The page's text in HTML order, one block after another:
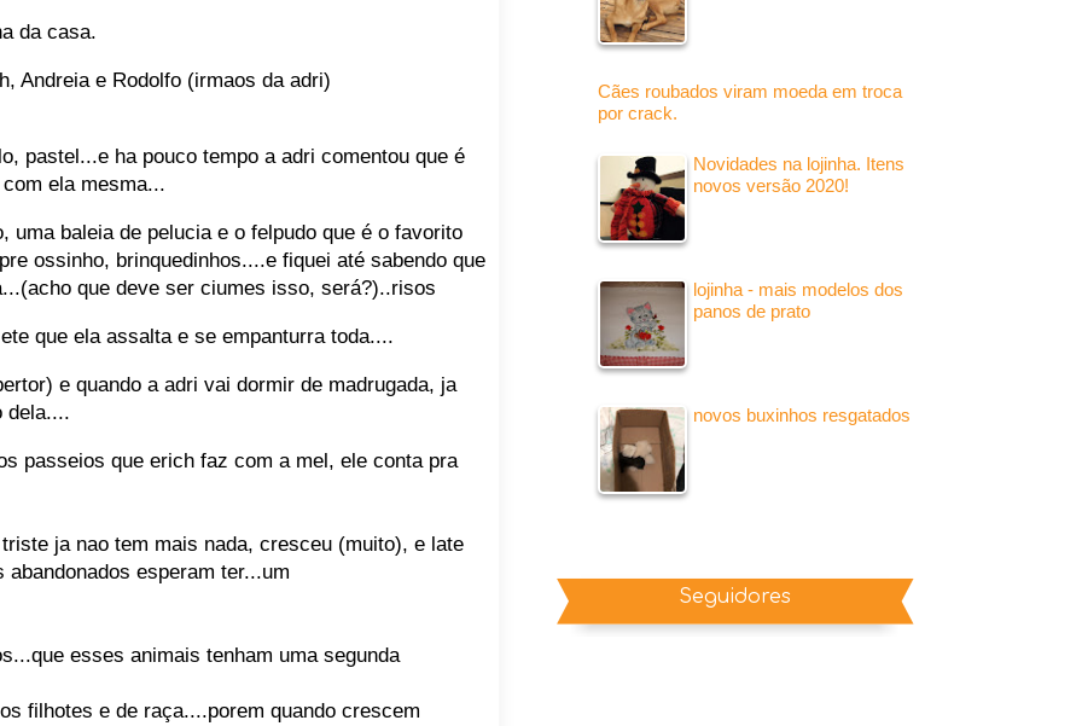
da casa.
Andreia e Rodolfo (irmaos da adri)
pastel...e ha pouco tempo a adri comentou que é
ela mesma...
uma baleia de pelucia e o felpudo que é o favorito
ossinho, brinquedinhos....e fiquei até sabendo que
que deve ser ciumes isso, será?)..risos
que ela assalta e se empanturra toda....
e quando a adri vai dormir de madrugada, ja
dela....
passeios que erich faz com a mel, ele conta pra
ja nao tem mais nada, cresceu (muito), e late
esperam ter...um
esses animais tenham uma segunda
filhotes e de raça....porem quando crescem
Cães roubados viram moeda em troca
por crack.
Novidades na lojinha. Itens
novos versão 2020!
lojinha - mais modelos dos
panos de prato
novos buxinhos resgatados
Seguidores